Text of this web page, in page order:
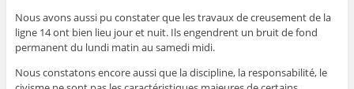
Nous avons aussi pu constater que les travaux de creusement de la
ligne 14 ont bien lieu jour et nuit. Ils engendrent un bruit de fond
permanent du lundi matin au samedi midi.
Nous constatons encore aussi que la discipline, la responsabilité, le